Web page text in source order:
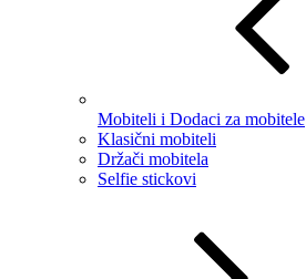
Mobiteli i Dodaci za mobitele
Klasični mobiteli
Držači mobitela
Selfie stickovi